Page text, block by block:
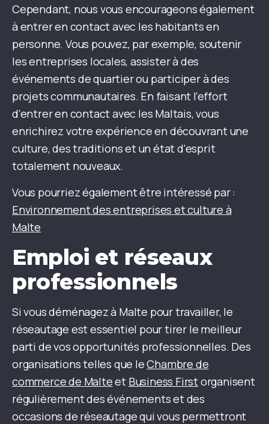
Cependant, nous vous encourageons également
à entrer en contact avec les habitants en
personne. Vous pouvez, par exemple, soutenir
les entreprises locales, assister à des
événements de quartier ou participer à des
projets communautaires. En faisant l'effort
d'entrer en contact avec les Maltais, vous
enrichirez votre expérience en découvrant une
culture, des traditions et un état d'esprit
totalement nouveaux.
Vous pourriez également être intéressé par :
Environnement des entreprises et culture à
Malte
Emploi et réseaux
professionnels
Si vous déménagez à Malte pour travailler, le
réseautage est essentiel pour tirer le meilleur
parti de vos opportunités professionnelles. Des
organisations telles que leChambre de
commerce de Malteet Business Firstorganisent
régulièrement des événements et des
occasions de réseautage qui vous permettront